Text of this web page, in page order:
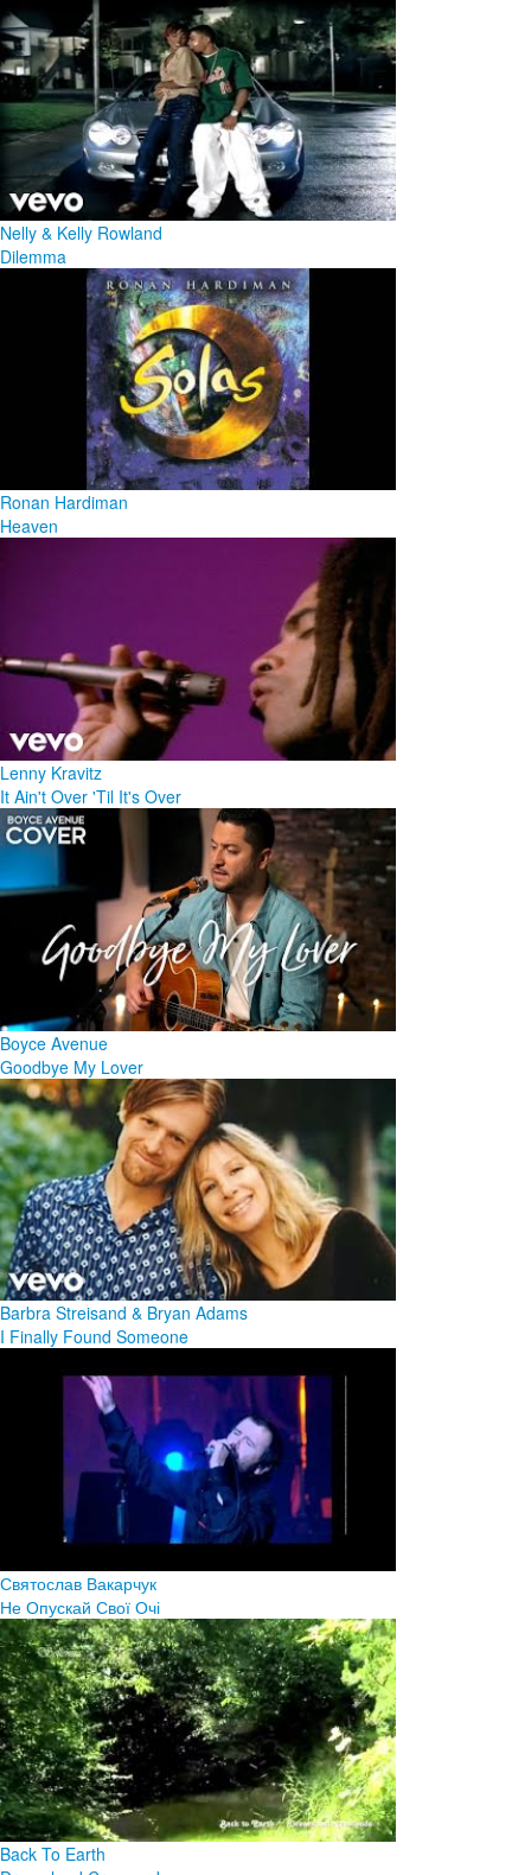
Nelly & Kelly Rowland
Dilemma
Ronan Hardiman
Heaven
Lenny Kravitz
It Ain't Over 'Til It's Over
Boyce Avenue
Goodbye My Lover
Barbra Streisand & Bryan Adams
I Finally Found Someone
Святослав Вакарчук
Не Опускай Свої Очі
Back To Earth